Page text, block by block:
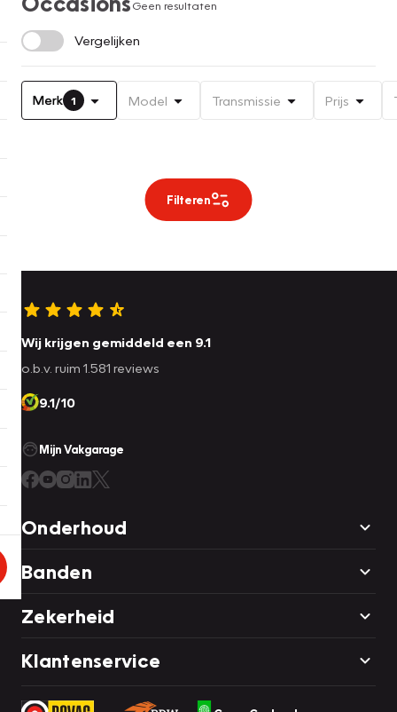
Geen resultaten
Vergelijken
Merk 1 Model Transmissie Prijs
Filteren
Wij krijgen gemiddeld een 9.1
o.b.v. ruim 1.581 reviews
9.1/10
Mijn Vakgarage
Onderhoud
Banden
Zekerheid
Klantenservice